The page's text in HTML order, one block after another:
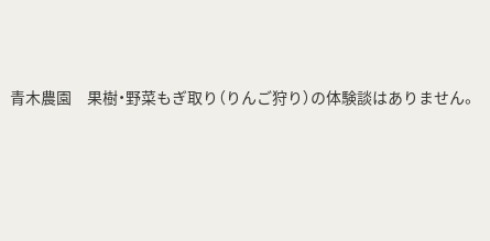
青木農園 果樹・野菜もぎ取り（りんご狩り）の体験談はありません。